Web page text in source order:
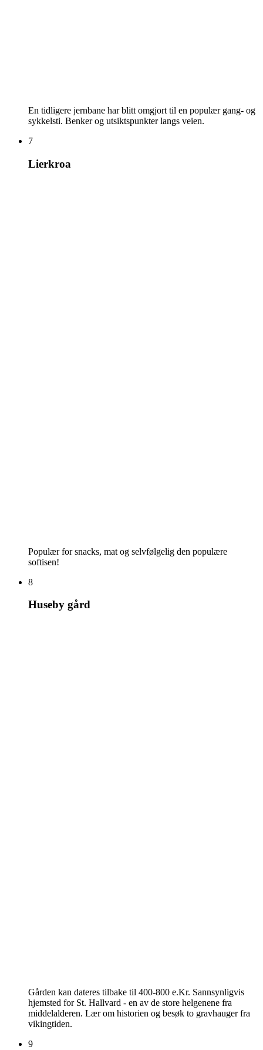
En tidligere jernbane har blitt omgjort til en populær gang- og
sykkelsti. Benker og utsiktspunkter langs veien.
7
Lierkroa
Populær for snacks, mat og selvfølgelig den populære
softisen!
8
Huseby gård
Gården kan dateres tilbake til 400-800 e.Kr. Sannsynligvis
hjemsted for St. Hallvard - en av de store helgenene fra
middelalderen. Lær om historien og besøk to gravhauger fra
vikingtiden.
9